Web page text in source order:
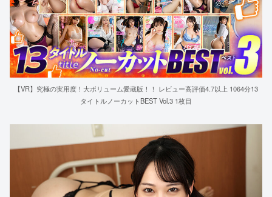
【VR】究極の実用度！大ボリューム愛蔵版！！ レビュー高評価4.7以上 1064分13
タイトルノーカットBEST Vol.3 1枚目